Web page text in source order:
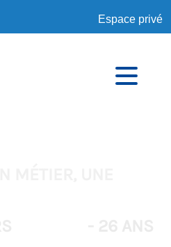
Espace privé